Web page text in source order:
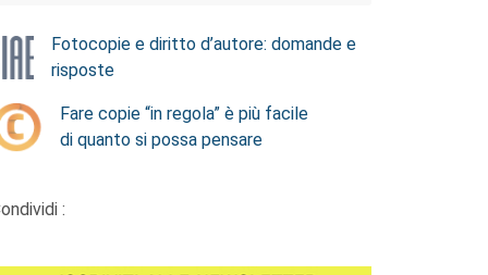
Fotocopie e diritto d’autore: domande e
risposte
Fare copie “in regola” è più facile
di quanto si possa pensare
: